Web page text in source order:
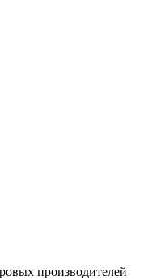
производителей